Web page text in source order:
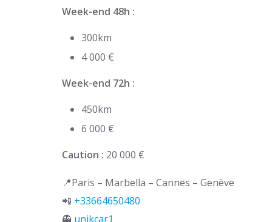
Week-end 48h :
300km
4 000 €
Week-end 72h :
450km
6 000 €
Caution : 20 000 €
📍Paris – Marbella – Cannes – Genève
📲 +33664650480
👻 unikcar1